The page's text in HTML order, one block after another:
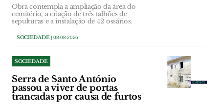
Obra contempla a ampliação da área do
cemitério, a criação de três talhões de
sepulturas e a instalação de 42 ossários.
SOCIEDADE| 08-08-2026
SOCIEDADE
Serra de Santo António
passou a viver de portas
trancadas por causa de furtos